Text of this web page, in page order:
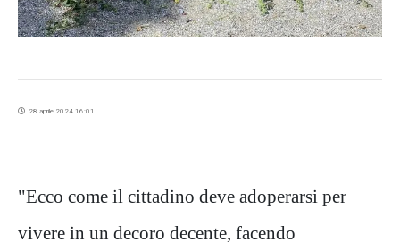
28 aprile 2024 16:01
"Ecco come il cittadino deve adoperarsi per
vivere in un decoro decente, facendo